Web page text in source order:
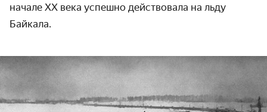
начале XX века успешно действовала на льду
Байкала.